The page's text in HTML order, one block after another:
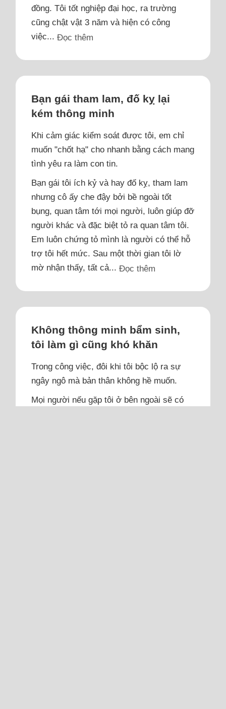
đồng. Tôi tốt nghiệp đại học, ra trường
cũng chật vật 3 năm và hiện có công
việc...Đọc thêm
Bạn gái tham lam, đố kỵ lại
kém thông minh
Khi cảm giác kiểm soát được tôi, em chỉ
muốn "chốt hạ" cho nhanh bằng cách mang
tình yêu ra làm con tin.
Bạn gái tôi ích kỷ và hay đố kỵ, tham lam
nhưng cô ấy che đậy bởi bề ngoài tốt
bụng, quan tâm tới mọi người, luôn giúp đỡ
người khác và đặc biệt tỏ ra quan tâm tôi.
Em luôn chứng tỏ mình là người có thể hỗ
trợ tôi hết mức. Sau một thời gian tôi lờ
mờ nhận thấy, tất cả...Đọc thêm
Không thông minh bẩm sinh,
tôi làm gì cũng khó khăn
Trong công việc, đôi khi tôi bộc lộ ra sự
ngây ngô mà bản thân không hề muốn.
Mọi người nếu gặp tôi ở bên ngoài sẽ có